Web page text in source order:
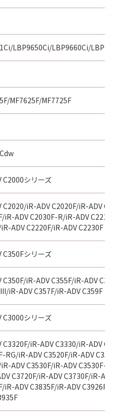
LBP9650Ci/LBP9660Ci/
MF7625F/MF7725F
C2000シリーズ
C2020/iR-ADV C2020F/iR-ADV
iR-ADV C2030F-R/iR-ADV
ADV C2220F/iR-ADV C2230F
C350Fシリーズ
C350F/iR-ADV C355F/iR-ADV
iR-ADV C357F/iR-ADV C359F
C3000シリーズ
C3320F/iR-ADV C3330/iR-ADV
RG/iR-ADV C3520F/iR-ADV
ADV C3530F/iR-ADV C3530F-
C3720F/iR-ADV C3730F/iR-
iR-ADV C3835F/iR-ADV C3926F/